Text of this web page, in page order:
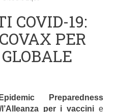
COVID-19:
PER
Preparedness
l’Alleanza per i vaccini e